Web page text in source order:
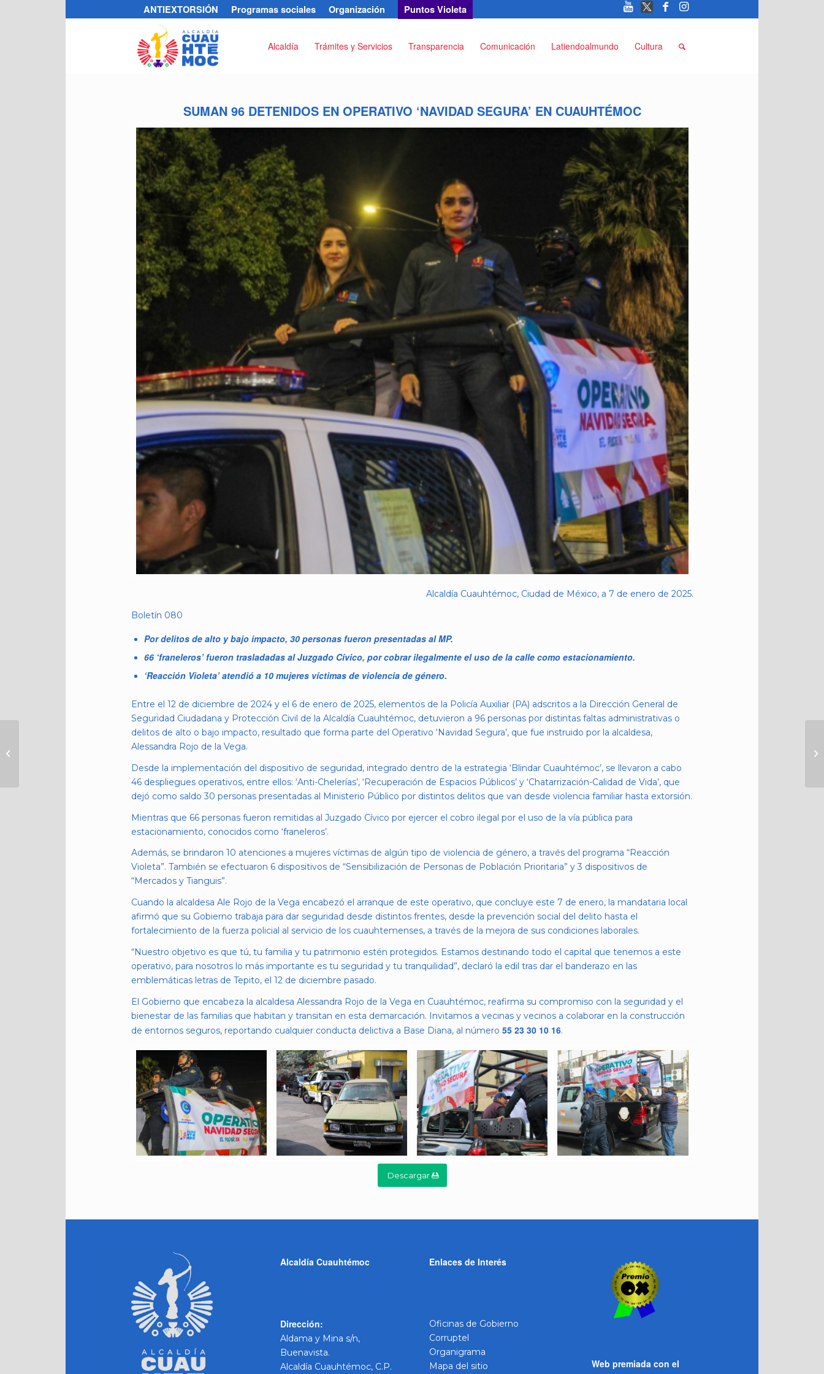
ANTIEXTORSIÓN Programas sociales Organización Puntos Violeta
Alcaldía Trámites y Servicios Transparencia Comunicación Latiendoalmundo Cultura
SUMAN 96 DETENIDOS EN OPERATIVO ‘NAVIDAD SEGURA’ EN CUAUHTÉMOC
Alcaldía Cuauhtémoc, Ciudad de México, a 7 de enero de 2025.
Boletín 080
Por delitos de alto y bajo impacto, 30 personas fueron presentadas al MP.
66 ‘franeleros’ fueron trasladadas al Juzgado Cívico, por cobrar ilegalmente el uso de la calle como estacionamiento.
‘Reacción Violeta’ atendió a 10 mujeres víctimas de violencia de género.
Entre el 12 de diciembre de 2024 y el 6 de enero de 2025, elementos de la Policía Auxiliar (PA) adscritos a la Dirección General de
Seguridad Ciudadana y Protección Civil de la Alcaldía Cuauhtémoc, detuvieron a 96 personas por distintas faltas administrativas o
delitos de alto o bajo impacto, resultado que forma parte del Operativo ‘Navidad Segura’, que fue instruido por la alcaldesa,
Alessandra Rojo de la Vega.
Desde la implementación del dispositivo de seguridad, integrado dentro de la estrategia ‘Blindar Cuauhtémoc’, se llevaron a cabo
46 despliegues operativos, entre ellos: ‘Anti-Chelerías’, ‘Recuperación de Espacios Públicos’ y ‘Chatarrización-Calidad de Vida’, que
dejó como saldo 30 personas presentadas al Ministerio Público por distintos delitos que van desde violencia familiar hasta extorsión.
Mientras que 66 personas fueron remitidas al Juzgado Cívico por ejercer el cobro ilegal por el uso de la vía pública para
estacionamiento, conocidos como ‘franeleros’.
Además, se brindaron 10 atenciones a mujeres víctimas de algún tipo de violencia de género, a través del programa “Reacción
Violeta”. También se efectuaron 6 dispositivos de “Sensibilización de Personas de Población Prioritaria” y 3 dispositivos de
“Mercados y Tianguis”.
Cuando la alcaldesa Ale Rojo de la Vega encabezó el arranque de este operativo, que concluye este 7 de enero, la mandataria local
afirmó que su Gobierno trabaja para dar seguridad desde distintos frentes, desde la prevención social del delito hasta el
fortalecimiento de la fuerza policial al servicio de los cuauhtemenses, a través de la mejora de sus condiciones laborales.
“Nuestro objetivo es que tú, tu familia y tu patrimonio estén protegidos. Estamos destinando todo el capital que tenemos a este
operativo, para nosotros lo más importante es tu seguridad y tu tranquilidad”, declaró la edil tras dar el banderazo en las
emblemáticas letras de Tepito, el 12 de diciembre pasado.
El Gobierno que encabeza la alcaldesa Alessandra Rojo de la Vega en Cuauhtémoc, reafirma su compromiso con la seguridad y el
bienestar de las familias que habitan y transitan en esta demarcación. Invitamos a vecinas y vecinos a colaborar en la construcción
de entornos seguros, reportando cualquier conducta delictiva a Base Diana, al número 55 23 30 10 16.
Descargar
Alcaldía Cuauhtémoc
Dirección:
Aldama y Mina s/n,
Buenavista.
Alcaldía Cuauhtémoc, C.P.
Enlaces de Interés
Oficinas de Gobierno
Corruptel
Organigrama
Mapa del sitio
Web premiada con el